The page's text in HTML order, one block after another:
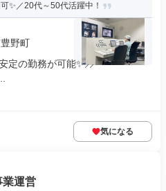
✨／20代～50代活躍中！
野町
定の勤務が可能✨⸝⸝ ￣￣￣￣￣
気になる
業運営